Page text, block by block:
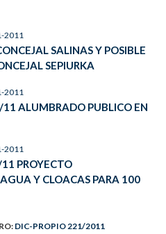
2011
SALINAS Y POSIBLE
SEPIURKA
2011
ALUMBRADO PUBLICO EN
2011
PROYECTO
Y CLOACAS PARA 100
DIC-PROPIO 221/2011